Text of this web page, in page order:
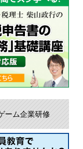
ーム企業研修